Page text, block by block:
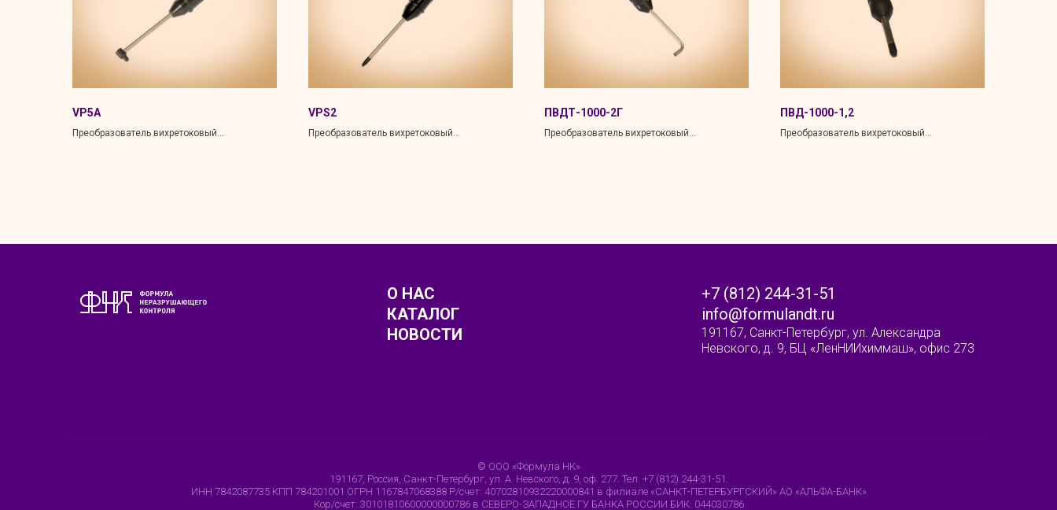
VP5A
Преобразователь вихретоковый
VPS2
Преобразователь вихретоковый
ПВДТ-1000-2Г
Преобразователь вихретоковый
ПВД-1000-1,2
Преобразователь вихретоковый
О НАС
КАТАЛОГ
НОВОСТИ
+7 (812) 244-31-51
info@formulandt.ru
191167, Санкт-Петербург, ул. Александра
Невского, д. 9, БЦ «ЛенНИИхиммаш», офис 273
© ООО «Формула НК»
191167, Россия, Санкт-Петербург, ул. А. Невского, д. 9, оф. 277. Тел. +7 (812) 244-31-51.
ИНН 7842087735 КПП 784201001 ОГРН 1167847068388 Р/счет: 40702810932220000841 в филиале «САНКТ-ПЕТЕРБУРГСКИЙ» АО «АЛЬФА-БАНК»
Кор/счет: 30101810600000000786 в СЕВЕРО-ЗАПАДНОЕ ГУ БАНКА РОССИИ БИК: 044030786